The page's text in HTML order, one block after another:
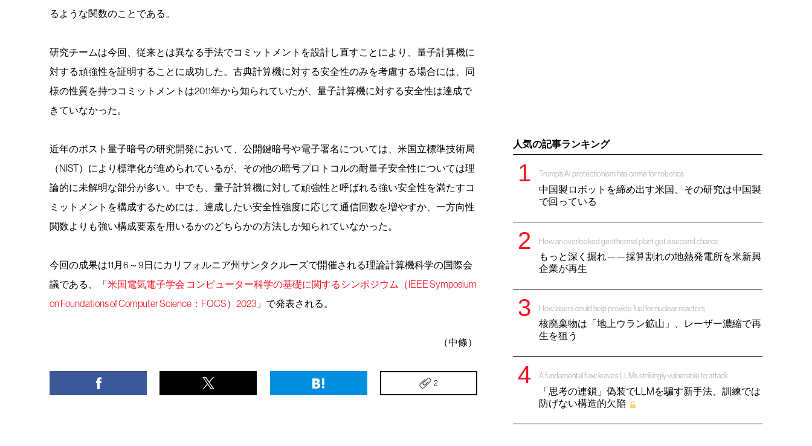
るような関数のことである。
研究チームは今回、従来とは異なる手法でコミットメントを設計し直すことにより、量子計算機に
対する頑強性を証明することに成功した。古典計算機に対する安全性のみを考慮する場合には、同
様の性質を持つコミットメントは2011年から知られていたが、量子計算機に対する安全性は達成で
きていなかった。
近年のポスト量子暗号の研究開発において、公開鍵暗号や電子署名については、米国立標準技術局
（NIST）により標準化が進められているが、その他の暗号プロトコルの耐量子安全性については理
論的に未解明な部分が多い。中でも、量子計算機に対して頑強性と呼ばれる強い安全性を満たすコ
ミットメントを構成するためには、達成したい安全性強度に応じて通信回数を増やすか、一方向性
関数よりも強い構成要素を用いるかのどちらかの方法しか知られていなかった。
今回の成果は11月6～9日にカリフォルニア州サンタクルーズで開催される理論計算機科学の国際会
議である、「米国電気電子学会 コンピューター科学の基礎に関するシンポジウム（IEEE Symposium
on Foundations of Computer Science：FOCS）2023 」で発表される。
（中條）
2
人気の記事ランキング
Trump’s AI protectionism has come for robotics
中国製ロボットを締め出す米国、その研究は中国製
で回っている
How an overlooked geothermal plant got a second chance
もっと深く掘れ——採算割れの地熱発電所を米新興
企業が再生
How lasers could help provide fuel for nuclear reactors
核廃棄物は「地上ウラン鉱山」、レーザー濃縮で再
生を狙う
A fundamental flaw leaves LLMs strikingly vulnerable to attack
「思考の連鎖」偽装でLLMを騙す新手法、訓練では
防げない構造的欠陥